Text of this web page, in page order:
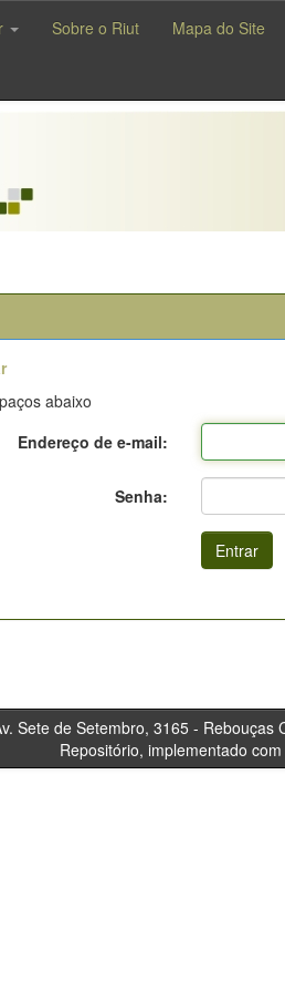
Sobre o Riut Mapa do Site
abaixo
Endereço de e-mail:
Senha:
Setembro, 3165 -
Repositório, implementado